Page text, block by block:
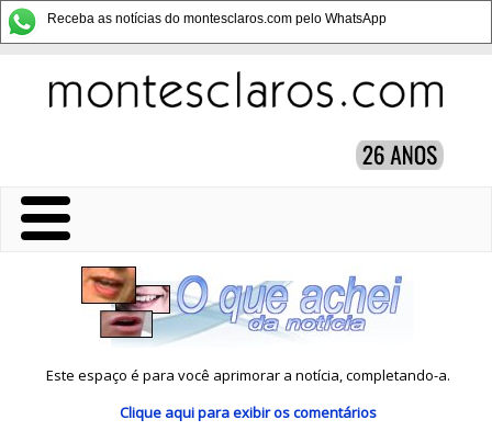
Receba as notícias do montesclaros.com pelo WhatsApp
Este espaço é para você aprimorar a notícia, completando-a.
Clique aquipara exibir os comentários